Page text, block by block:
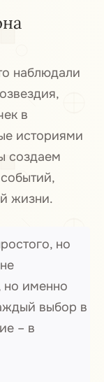
наблюдали
в
историями
создаем
жизни.
но
но именно
выбор в
– в